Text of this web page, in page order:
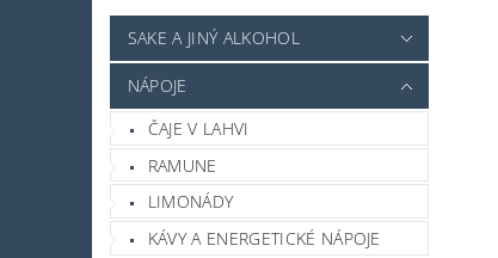
SAKE A JINÝ ALKOHOL
NÁPOJE
ČAJE V LAHVI
RAMUNE
LIMONÁDY
KÁVY A ENERGETICKÉ NÁPOJE